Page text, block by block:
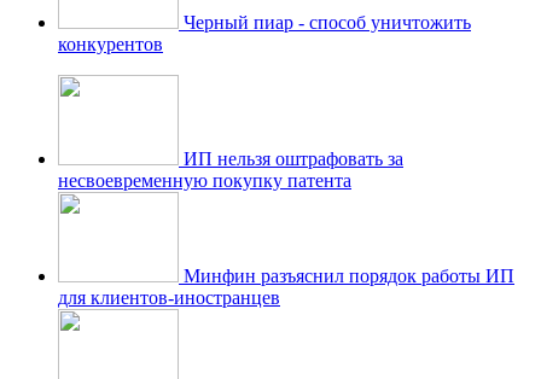
Черный пиар - способ уничтожить
конкурентов
ИП нельзя оштрафовать за
несвоевременную покупку патента
Минфин разъяснил порядок работы ИП
для клиентов-иностранцев